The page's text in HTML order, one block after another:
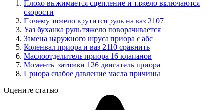
Плохо выжимается сцепление и тяжело включаются
скорости
Почему тяжело крутится руль на ваз 2107
Уаз буханка руль тяжело поворачивается
Замена наружного шруса приора с абс
Коленвал приора и ваз 2110 сравнить
Маслоотделитель приора 16 клапанов
Моменты затяжки 126 двигатель приора
Приора слабое давление масла причины
Оцените статью